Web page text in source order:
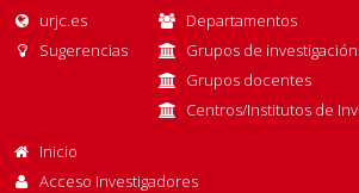
urjc.es
Sugerencias
Departamentos
Grupos de investigación
Grupos docentes
Centros/Institutos de
Inicio
Acceso Investigadores